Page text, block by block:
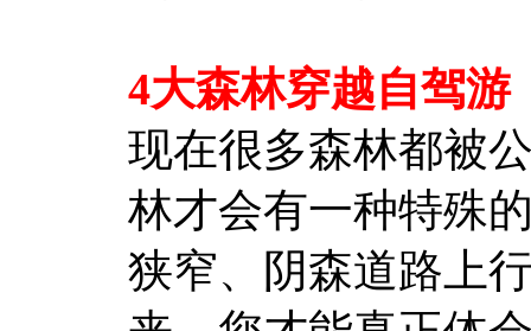
4大森林穿越自驾游
现在很多森林都被
林才会有一种特殊
狭窄、阴森道路上